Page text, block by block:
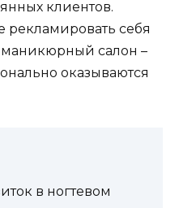
клиентов.
себя
маникюрный салон –
оказываются
в ногтевом